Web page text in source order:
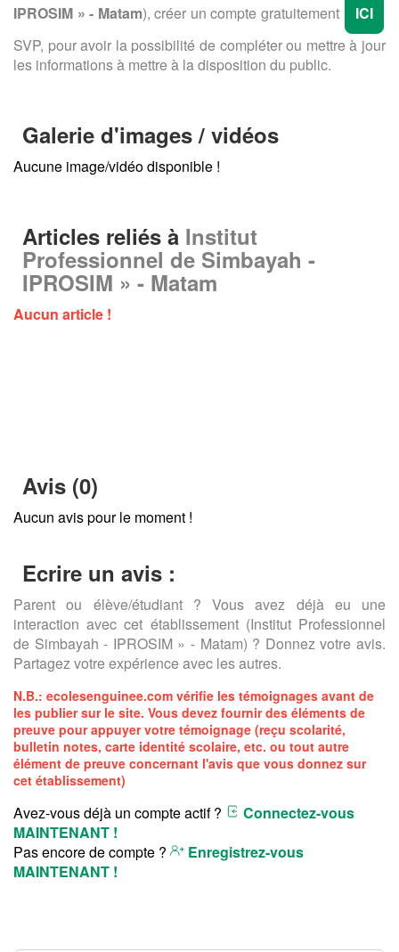
IPROSIM » - Matam), créer un compte gratuitement
ICI
SVP, pour avoir la possibilité de compléter ou mettre à jour
les informations à mettre à la disposition du public.
Galerie d'images / vidéos
Aucune image/vidéo disponible !
Articles reliés à Institut
Professionnel de Simbayah -
IPROSIM » - Matam
Aucun article !
Avis (0)
Aucun avis pour le moment !
Ecrire un avis :
Parent ou élève/étudiant ? Vous avez déjà eu une
interaction avec cet établissement (Institut Professionnel
de Simbayah - IPROSIM » - Matam) ? Donnez votre avis.
Partagez votre expérience avec les autres.
N.B.: ecolesenguinee.com vérifie les témoignages avant de
les publier sur le site. Vous devez fournir des éléments de
preuve pour appuyer votre témoignage (reçu scolarité,
bulletin notes, carte identité scolaire, etc. ou tout autre
élément de preuve concernant l'avis que vous donnez sur
cet établissement)
Avez-vous déjà un compte actif ?
Connectez-vous
MAINTENANT !
Pas encore de compte ?
Enregistrez-vous
MAINTENANT !